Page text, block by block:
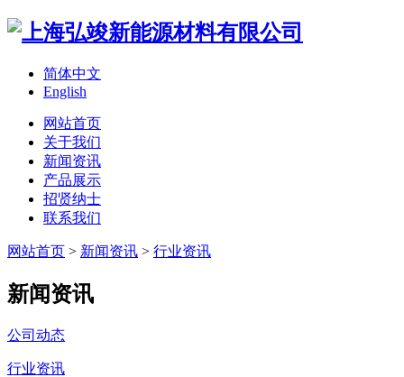
简体中文
English
网站首页
关于我们
新闻资讯
产品展示
招贤纳士
联系我们
网站首页 > 新闻资讯 > 行业资讯
新闻资讯
公司动态
行业资讯